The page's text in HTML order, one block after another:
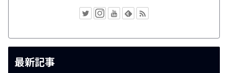
最新記事